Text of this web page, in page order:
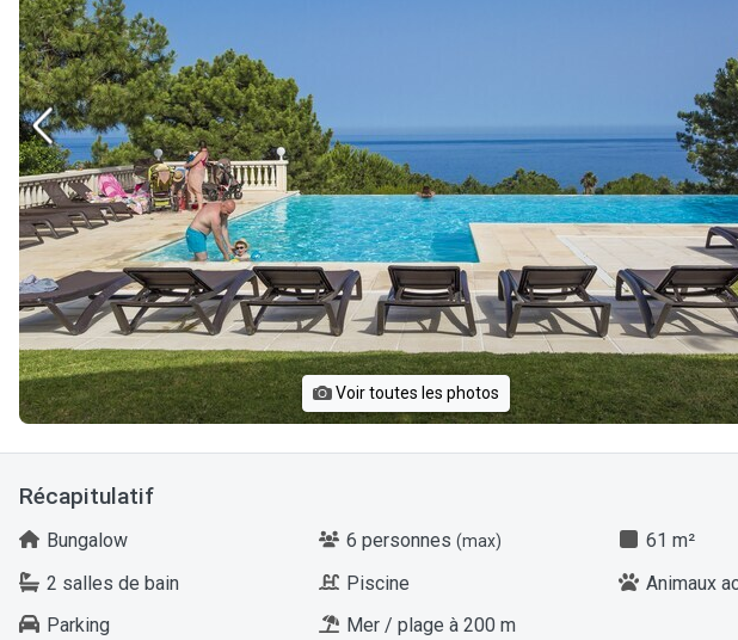
Voir toutes les photos
Récapitulatif
Bungalow 6 personnes (max) 61 m²
2 salles de bain
Piscine Animaux
Parking
Mer / plage à 200 m